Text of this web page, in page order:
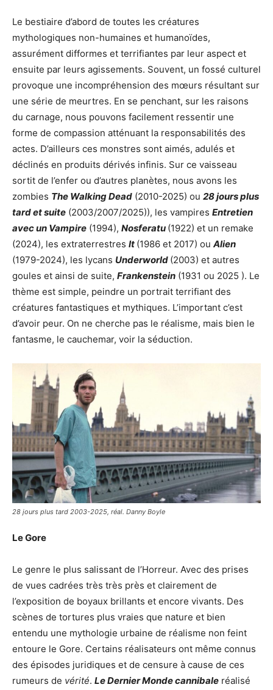
Le bestiaire d’abord de toutes les créatures
mythologiques non-humaines et humanoïdes,
assurément difformes et terrifiantes par leur aspect et
ensuite par leurs agissements. Souvent, un fossé culturel
provoque une incompréhension des mœurs résultant sur
une série de meurtres. En se penchant, sur les raisons
du carnage, nous pouvons facilement ressentir une
forme de compassion atténuant la responsabilités des
actes. D’ailleurs ces monstres sont aimés, adulés et
déclinés en produits dérivés infinis. Sur ce vaisseau
sortit de l’enfer ou d’autres planètes, nous avons les
zombies The Walking Dead (2010-2025) ou 28 jours plus
tard et suite (2003/2007/2025)), les vampires Entretien
avec un Vampire (1994), Nosferatu (1922) et un remake
(2024), les extraterrestres It (1986 et 2017) ou Alien
(1979-2024), les lycans Underworld (2003) et autres
goules et ainsi de suite, Frankenstein (1931 ou 2025 ). Le
thème est simple, peindre un portrait terrifiant des
créatures fantastiques et mythiques. L’important c’est
d’avoir peur. On ne cherche pas le réalisme, mais bien le
fantasme, le cauchemar, voir la séduction.
28 jours plus tard 2003-2025, réal. Danny Boyle
Le Gore
Le genre le plus salissant de l’Horreur. Avec des prises
de vues cadrées très très près et clairement de
l’exposition de boyaux brillants et encore vivants. Des
scènes de tortures plus vraies que nature et bien
entendu une mythologie urbaine de réalisme non feint
entoure le Gore. Certains réalisateurs ont même connus
des épisodes juridiques et de censure à cause de ces
rumeurs de vérité. Le Dernier Monde cannibale réalisé